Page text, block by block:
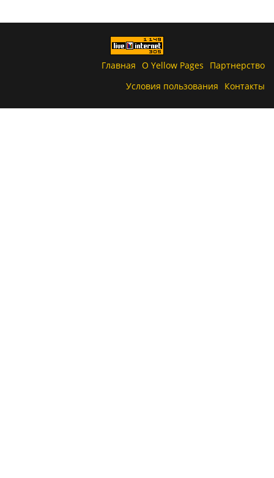
Главная О Yellow Pages
Партнерство
Условия пользования
Контакты